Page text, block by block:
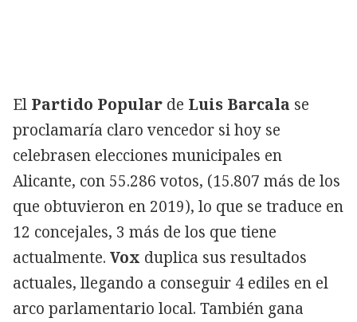
El Partido Popular de Luis Barcala se
proclamaría claro vencedor si hoy se
celebrasen elecciones municipales en
Alicante, con 55.286 votos, (15.807 más de los
que obtuvieron en 2019), lo que se traduce en
12 concejales, 3 más de los que tiene
actualmente. Vox duplica sus resultados
actuales, llegando a conseguir 4 ediles en el
arco parlamentario local. También gana